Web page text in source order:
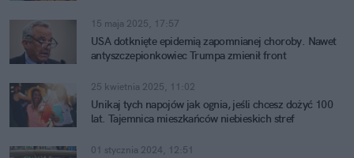
15 maja 2025, 17:57
USA dotknięte epidemią zapomnianej choroby. Nawet
antyszczepionkowiec Trumpa zmienił front
25 kwietnia 2025, 11:02
Unikaj tych napojów jak ognia, jeśli chcesz dożyć 100
lat. Tajemnica mieszkańców niebieskich stref
01 stycznia 2024, 12:51